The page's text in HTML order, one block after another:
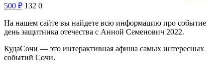
500 ₽ 132 0
На нашем сайте вы найдете всю информацию про событие
день защитника отечества с Анной Семенович 2022.
КудаСочи — это интерактивная афиша самых интересных
событий Сочи.